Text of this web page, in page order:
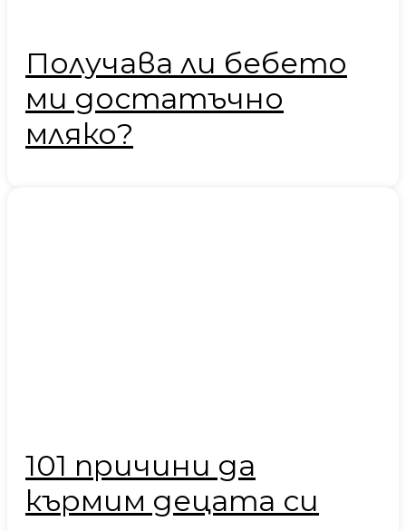
Получава ли бебето
ми достатъчно
мляко?
101 причини да
кърмим децата си